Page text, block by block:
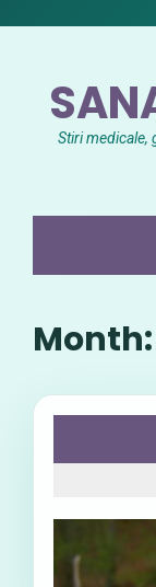
Stiri medicale,
Month: